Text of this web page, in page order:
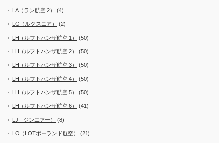
LA（ラン航空 2） (4)
LG（ルクスエア） (2)
LH（ルフトハンザ航空 1） (50)
LH（ルフトハンザ航空 2） (50)
LH（ルフトハンザ航空 3） (50)
LH（ルフトハンザ航空 4） (50)
LH（ルフトハンザ航空 5） (50)
LH（ルフトハンザ航空 6） (41)
LJ（ジンエアー） (8)
LO（LOTポーランド航空） (21)